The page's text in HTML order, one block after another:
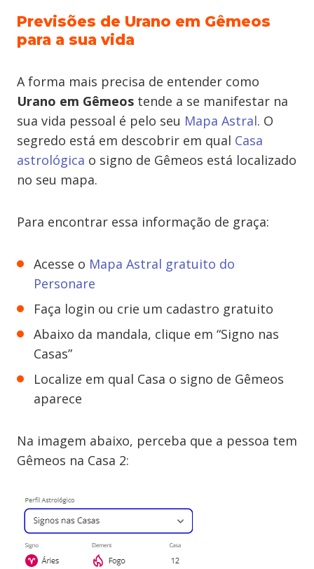
Previsões de Urano em Gêmeos
para a sua vida
A forma mais precisa de entender como
Urano em Gêmeos tende a se manifestar na
sua vida pessoal é pelo seu Mapa Astral. O
segredo está em descobrir em qual Casa
astrológica o signo de Gêmeos está localizado
no seu mapa.
Para encontrar essa informação de graça:
Acesse o Mapa Astral gratuito do
Personare
Faça login ou crie um cadastro gratuito
Abaixo da mandala, clique em “Signo nas
Casas”
Localize em qual Casa o signo de Gêmeos
aparece
Na imagem abaixo, perceba que a pessoa tem
Gêmeos na Casa 2: